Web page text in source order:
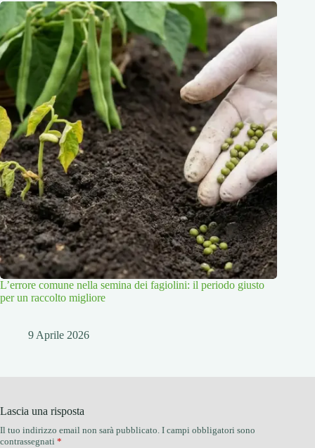
L’errore comune nella semina dei fagiolini: il periodo giusto
per un raccolto migliore
9 Aprile 2026
Lascia una risposta
Il tuo indirizzo email non sarà pubblicato. I campi obbligatori sono
contrassegnati *